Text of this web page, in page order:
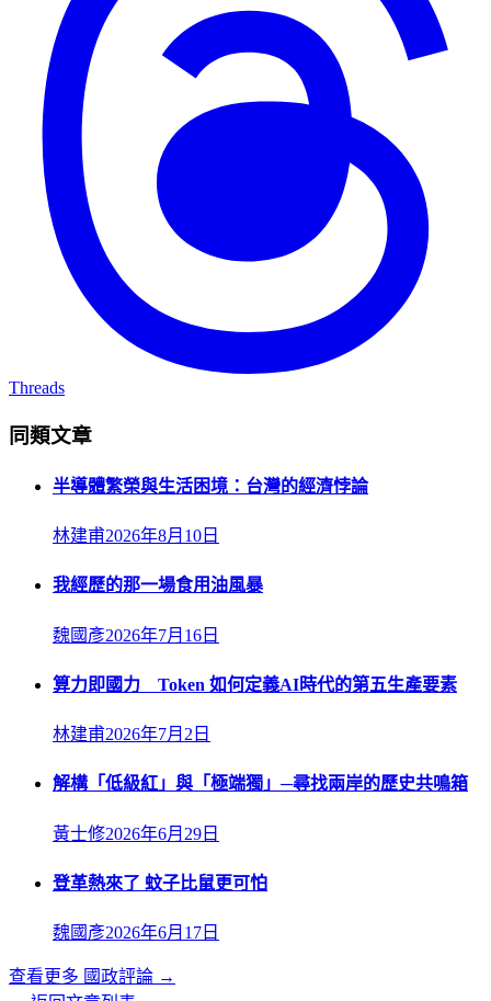
Threads
同類文章
半導體繁榮與生活困境：台灣的經濟悖論
林建甫2026年8月10日
我經歷的那一場食用油風暴
魏國彥2026年7月16日
算力即國力 Token 如何定義AI時代的第五生產要素
林建甫2026年7月2日
解構「低級紅」與「極端獨」─尋找兩岸的歷史共鳴箱
黃士修2026年6月29日
登革熱來了 蚊子比鼠更可怕
魏國彥2026年6月17日
查看更多 國政評論 →